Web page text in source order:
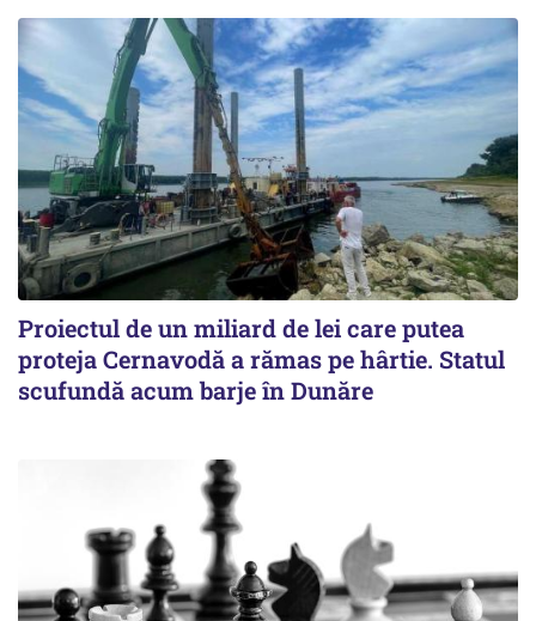
Proiectul de un miliard de lei care putea
proteja Cernavodă a rămas pe hârtie. Statul
scufundă acum barje în Dunăre